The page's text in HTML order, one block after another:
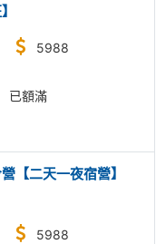
5988
已額滿
【二天一夜宿營】
5988